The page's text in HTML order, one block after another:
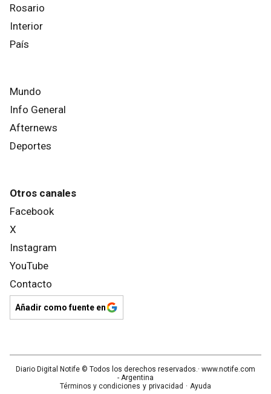
Rosario
Interior
País
Mundo
Info General
Afternews
Deportes
Otros canales
Facebook
X
Instagram
YouTube
Contacto
Añadir como fuente en
Diario Digital Notife © Todos los derechos reservados.· www.notife.com
- Argentina
Términos y condiciones y privacidad · Ayuda